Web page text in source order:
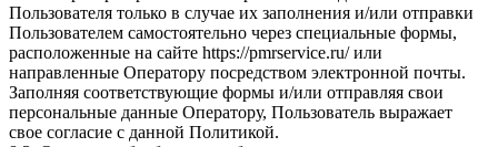
Пользователя только в случае их заполнения и/или отправки
Пользователем самостоятельно через специальные формы,
расположенные на сайте https://pmrservice.ru/или
направленные Оператору посредством электронной почты.
Заполняя соответствующие формы и/или отправляя свои
персональные данные Оператору, Пользователь выражает
свое согласие с данной Политикой.